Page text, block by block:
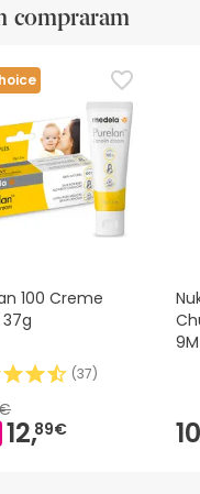
compraram
100 Creme
37g
(37)
12,89€